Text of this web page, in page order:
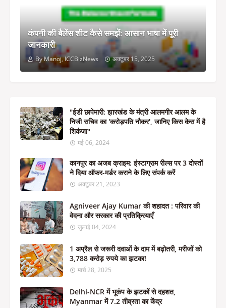
कंपनी की बैलेंस शीट कैसे समझें: आसान भाषा में पूरी
जानकारी
By Manoj, ICCBizNews अक्टूबर 15, 2025
"ईडी छापेमारी: झारखंड के मंत्री आलमगीर आलम के
निजी सचिव का 'करोड़पति नौकर', जानिए किस केस में है
शिकंजा"
मई 06, 2024
कानपुर का अजब क्राइम: इंस्टाग्राम रील्स पर 3 दोस्तों
ने दिया ऑफर-मर्डर कराने के लिए संपर्क करें
अक्टूबर 21, 2023
Agniveer Ajay Kumar की शहादत : परिवार की
वेदना और सरकार की प्रतिक्रियाएँ
जुलाई 04, 2024
1 अप्रैल से जरूरी दवाओं के दाम में बढ़ोतरी, मरीजों को
3,788 करोड़ रुपये का झटका!
मार्च 28, 2025
Delhi-NCR में भूकंप के झटकों से दहशत,
Myanmar में 7.2 तीव्रता का केंद्र